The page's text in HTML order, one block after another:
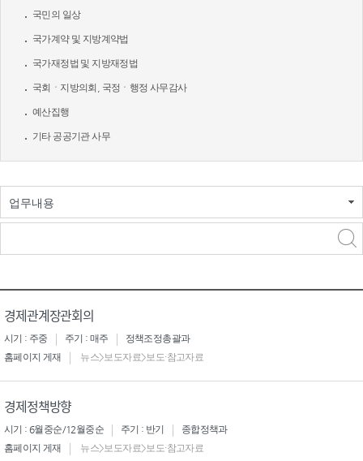
국민의 일상
국가계약 및 지방계약법
국가재정법 및 지방재정법
국회ㆍ지방의회, 국정ㆍ행정 사무감사
예산집행
기타 공공기관 사무
업무내용
경제관계장관회의
시기 : 주중 주기 : 매주
정책조정총괄과
홈페이지 게재
뉴스>보도자료>보도·참고자료
경제정책방향
시기 : 6월중순/12월중순 주기 : 반기
종합정책과
홈페이지 게재
뉴스>보도자료>보도·참고자료